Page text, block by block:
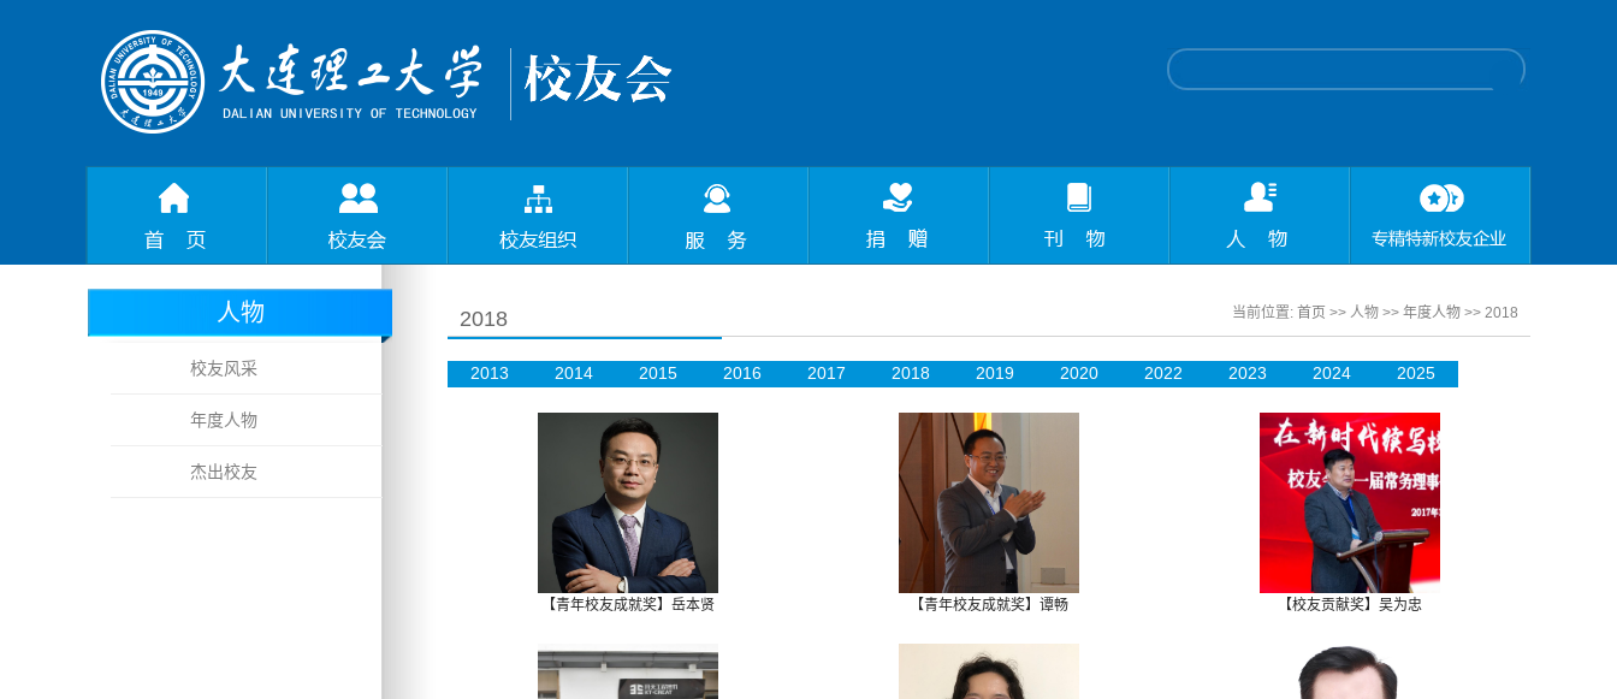
人物
校友风采
年度人物
杰出校友
2018 当前位置: 首页 >> 人物 >> 年度人物 >> 2018
2013 2014 2015 2016 2017 2018 2019 2020 2022 2023 2024 2025
【青年校友成就奖】岳本贤 【青年校友成就奖】谭畅 【校友贡献奖】吴为忠